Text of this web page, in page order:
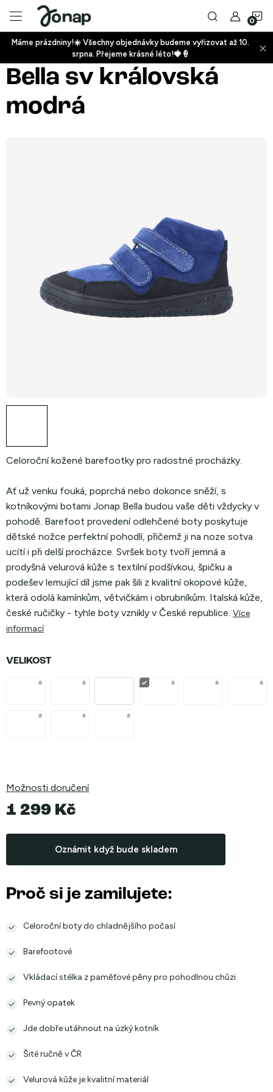
obsah
+
Máme prázdniny!☀️ Všechny objednávky budeme vyřizovat až 10.
srpna. Přejeme krásné léto!🍓🍦
Bella sv královská
modrá
Celoroční kožené barefootky pro radostné procházky.
Ať už venku fouká, poprchá nebo dokonce sněží, s
kotníkovými botami Jonap Bella budou vaše děti vždycky v
pohodě. Barefoot provedení odlehčené boty poskytuje
dětské nožce perfektní pohodlí, přičemž ji na noze sotva
ucítí i při delší procházce. Svršek boty tvoří jemná a
prodyšná velurová kůže s textilní podšívkou, špičku a
podešev lemující díl jsme pak šili z kvalitní okopové kůže,
která odolá kamínkům, větvičkám i obrubníkům. Italská kůže,
české ručičky - tyhle boty vznikly v České republice. Více
informací
VELIKOST
Možnosti doručení
1 299 Kč
cena:
Oznámit když bude skladem
Proč si je zamilujete:
Celoroční boty do chladnějšího počasí
Barefootové
Vkládací stélka z paměťové pěny pro pohodlnou chůzi
Pevný opatek
Jde dobře utáhnout na úzký kotník
Šité ručně v ČR
Velurová kůže je kvalitní materiál